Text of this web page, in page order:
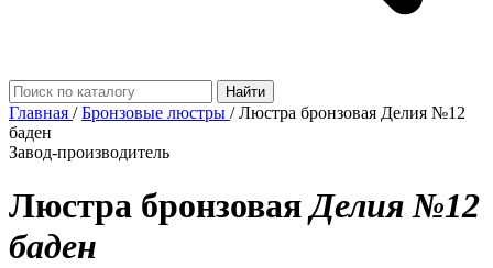
Найти
Главная / Бронзовые люстры / Люстра бронзовая Делия №12
баден
Завод-производитель
Люстра бронзоваяДелия №12
баден